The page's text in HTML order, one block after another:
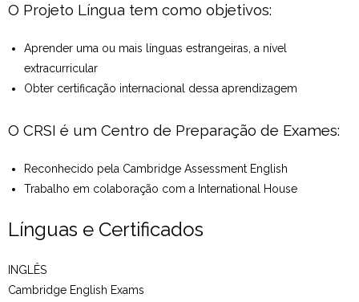
Estudar no CRSI
O Projeto Língua tem como objetivos:
Aprender uma ou mais línguas estrangeiras, a nível
extracurricular
Obter certificação internacional dessa aprendizagem
O CRSI é um Centro de Preparação de Exames:
Reconhecido pela Cambridge Assessment English
Trabalho em colaboração com a International House
Línguas e Certificados
INGLÊS
Cambridge English Exams